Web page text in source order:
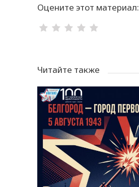
Оцените этот материал:
Читайте также